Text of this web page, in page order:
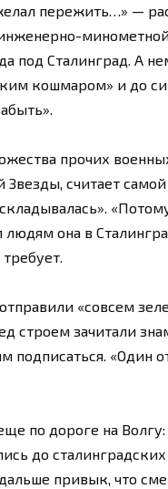
пережить…» —
под Сталинград. А
кошмаром» и до
прочих
Звезды, считает
она в
«совсем
строем зачитали
подписаться. «Один
по дороге на
до
привык, что